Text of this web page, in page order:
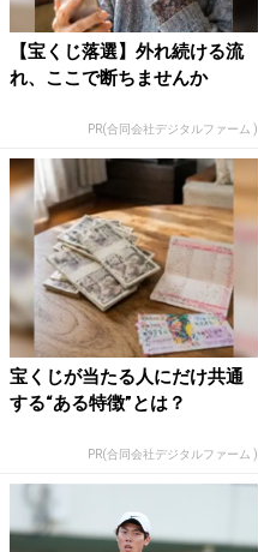
【宝くじ落選】外れ続ける流
れ、ここで断ちませんか
PR(合同会社デジタルファーム )
宝くじが当たる人にだけ共通
する“ある特徴”とは？
PR(合同会社デジタルファーム )